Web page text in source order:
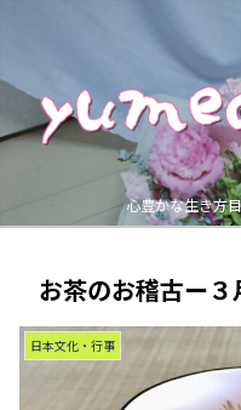
心豊かな生き方
お茶のお稽古ー
日本文化・行事